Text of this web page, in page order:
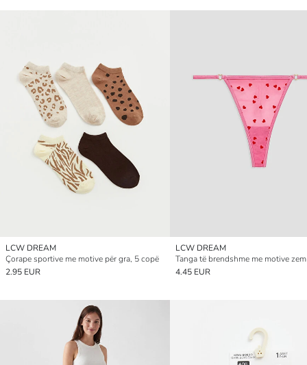
LCW DREAM
Çorape sportive me motive për gra, 5 copë
2.95 EUR
LCW DREAM
4.45 EUR